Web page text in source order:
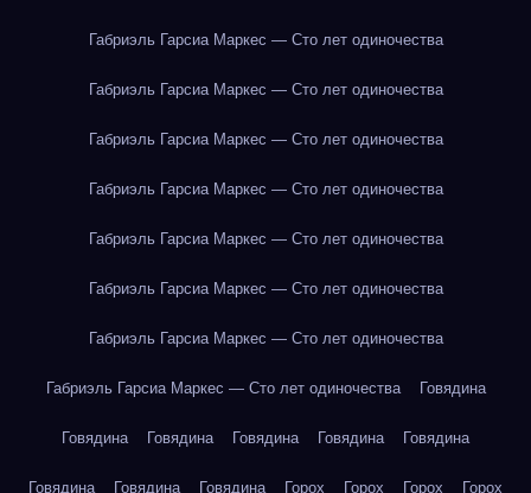
Габриэль Гарсиа Маркес — Сто лет одиночества
Габриэль Гарсиа Маркес — Сто лет одиночества
Габриэль Гарсиа Маркес — Сто лет одиночества
Габриэль Гарсиа Маркес — Сто лет одиночества
Габриэль Гарсиа Маркес — Сто лет одиночества
Габриэль Гарсиа Маркес — Сто лет одиночества
Габриэль Гарсиа Маркес — Сто лет одиночества
Габриэль Гарсиа Маркес — Сто лет одиночества Говядина
Говядина Говядина Говядина Говядина Говядина
Говядина Говядина Говядина Горох Горох Горох Горох